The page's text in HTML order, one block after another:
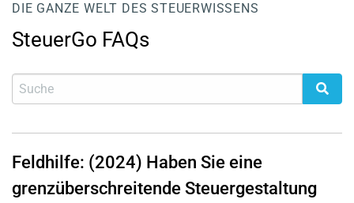
DIE GANZE WELT DES STEUERWISSENS
SteuerGo FAQs
Feldhilfe: (2024) Haben Sie eine
grenzüberschreitende Steuergestaltung